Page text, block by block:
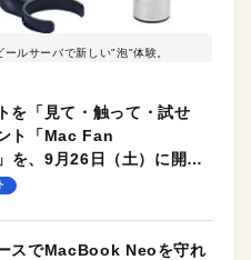
ルサーバで新しい"泡"体験。
を「見て・触って・試せ
ト「Mac Fan
を、9月26日（土）に開催
スでMacBook Neoを守れ